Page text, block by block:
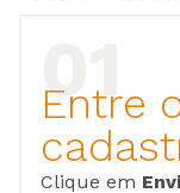
Entre
Clique em